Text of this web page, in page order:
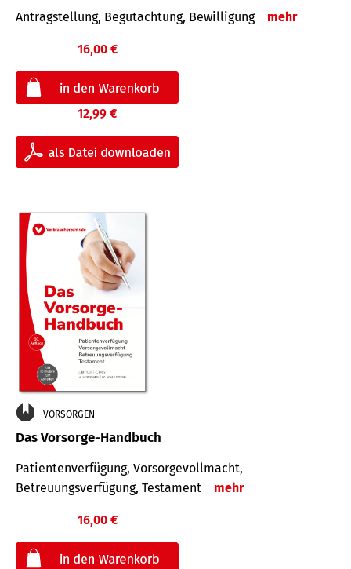
Antragstellung, Begutachtung, Bewilligung mehr
16,00 €
12,99 €
VORSORGEN
Das Vorsorge-Handbuch
Patientenverfügung, Vorsorgevollmacht,
Betreuungsverfügung, Testament
mehr
16,00 €